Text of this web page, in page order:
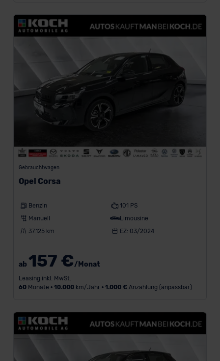
z
a
h
Marke
CUPRA
Renault
Skoda
Volkswagen
(3)
Gebrauchtwagen
Opel Corsa
Benzin
101 PS
Manuell
Limousine
37.125 km
EZ: 03/2024
ab 157 €/Monat
Leasing inkl. MwSt.
60Monate • 10.000km/Jahr • 1.000 €Anzahlung (anpassbar)